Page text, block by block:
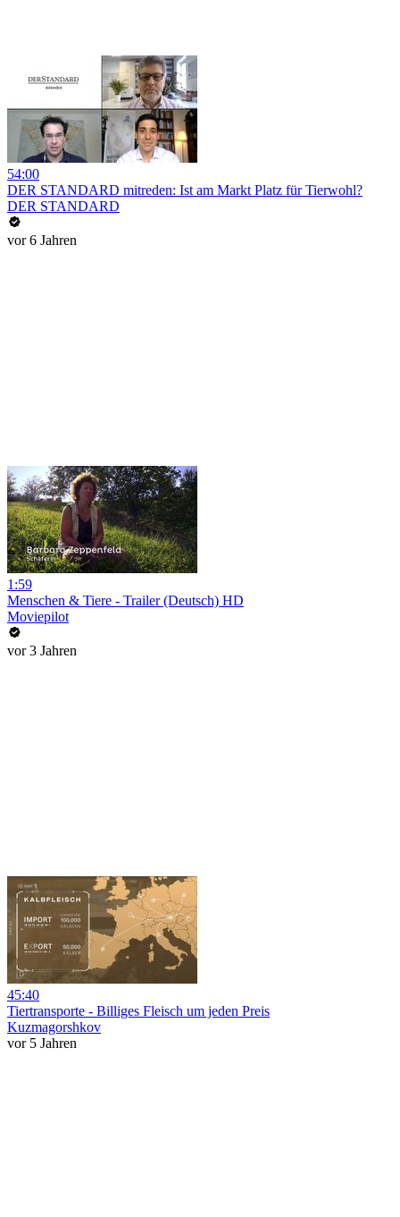
54:00
DER STANDARD mitreden: Ist am Markt Platz für Tierwohl?
DER STANDARD
vor 6 Jahren
1:59
Menschen & Tiere - Trailer (Deutsch) HD
Moviepilot
vor 3 Jahren
45:40
Tiertransporte - Billiges Fleisch um jeden Preis
Kuzmagorshkov
vor 5 Jahren